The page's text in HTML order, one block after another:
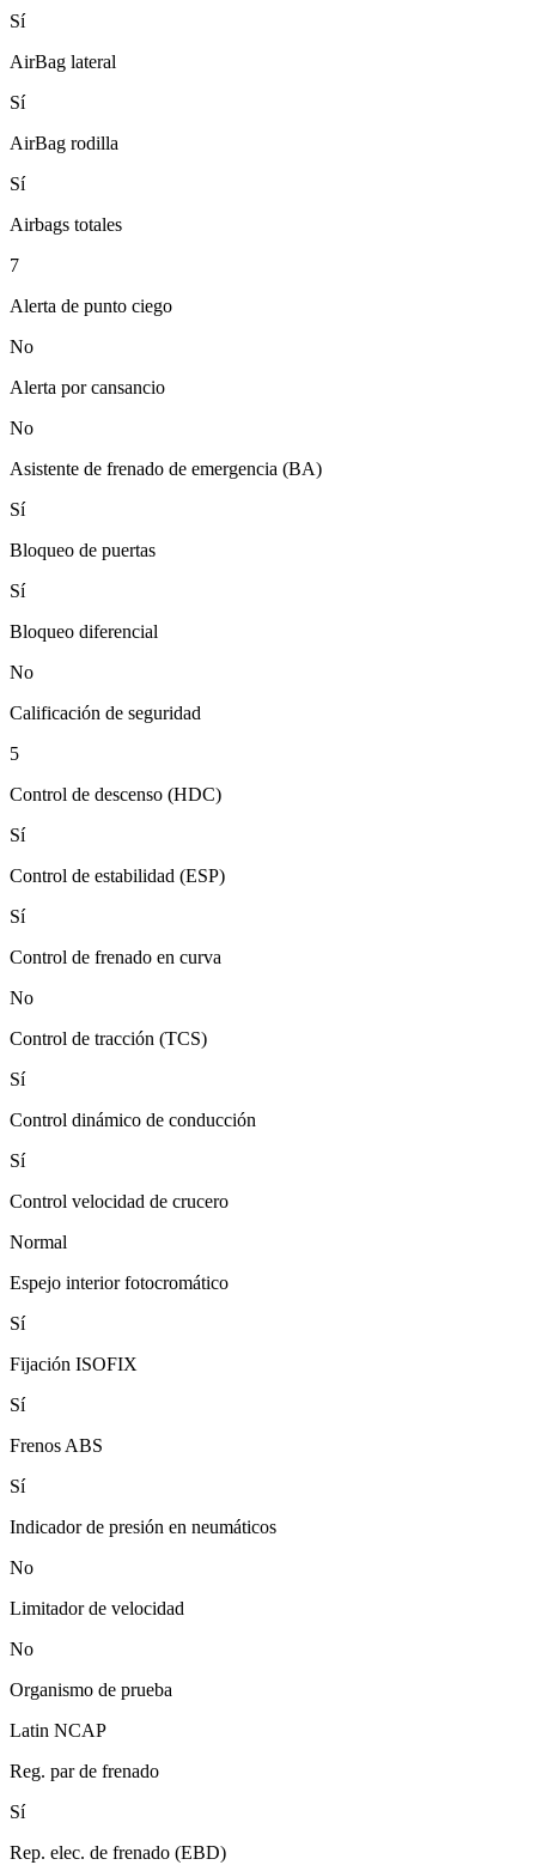
Sí
AirBag lateral
Sí
AirBag rodilla
Sí
Airbags totales
7
Alerta de punto ciego
No
Alerta por cansancio
No
Asistente de frenado de emergencia (BA)
Sí
Bloqueo de puertas
Sí
Bloqueo diferencial
No
Calificación de seguridad
5
Control de descenso (HDC)
Sí
Control de estabilidad (ESP)
Sí
Control de frenado en curva
No
Control de tracción (TCS)
Sí
Control dinámico de conducción
Sí
Control velocidad de crucero
Normal
Espejo interior fotocromático
Sí
Fijación ISOFIX
Sí
Frenos ABS
Sí
Indicador de presión en neumáticos
No
Limitador de velocidad
No
Organismo de prueba
Latin NCAP
Reg. par de frenado
Sí
Rep. elec. de frenado (EBD)